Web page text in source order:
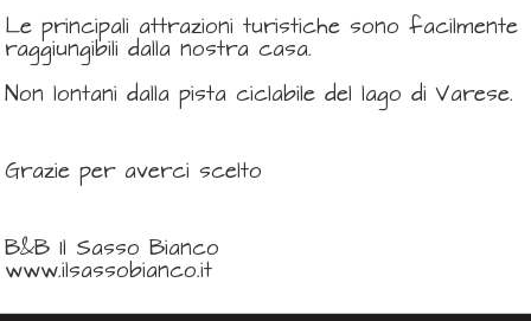
Le principali attrazioni turistiche sono facilmente
raggiungibili dalla nostra casa.
Non lontani dalla pista ciclabile del lago di Varese.
Grazie per averci scelto
B&B Il Sasso Bianco
www.ilsassobianco.it